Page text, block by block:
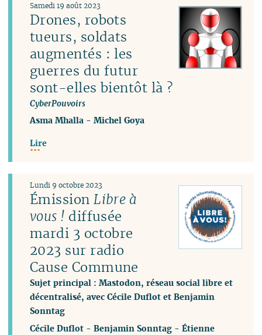
Drones, robots
tueurs, soldats
augmentés : les
guerres du futur
sont-elles bientôt là ?
CyberPouvoirs
Samedi 19 août 2023
Asma Mhalla -Michel Goya
Lire
ÉmissionLibre à
vous ! diffusée
mardi 3 octobre
2023 sur radio
Cause Commune
Sujet principal : Mastodon, réseau social libre et
décentralisé, avec Cécile Duflot et Benjamin
Sonntag
Lundi 9 octobre 2023
Cécile Duflot -Benjamin Sonntag -Étienne